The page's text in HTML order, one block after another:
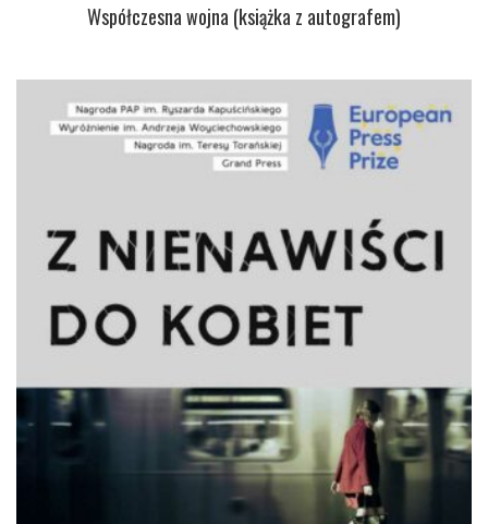
Współczesna wojna (książka z autografem)